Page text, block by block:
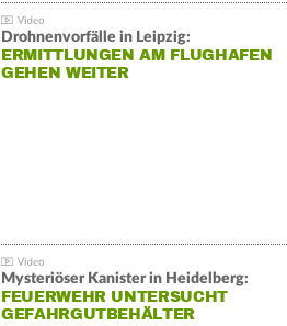
Drohnenvorfälle in Leipzig:
ERMITTLUNGEN AM FLUGHAFEN
GEHEN WEITER
Mysteriöser Kanister in Heidelberg:
FEUERWEHR UNTERSUCHT
GEFAHRGUTBEHÄLTER